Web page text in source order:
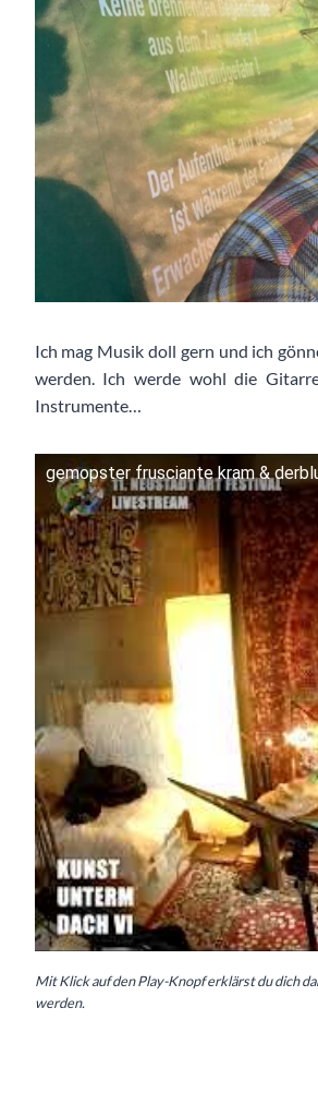
Ich mag Musik doll gern und ich
werden. Ich werde wohl die
Instrumente…
gemopster frusciante kram &
Mit Klick auf den Play-Knopf erklärst du dich
werden.